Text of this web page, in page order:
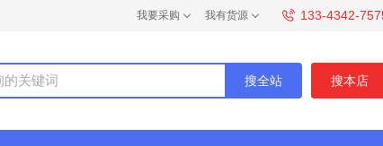
我要采购 我有货源 133-4342-
搜全站 搜本店